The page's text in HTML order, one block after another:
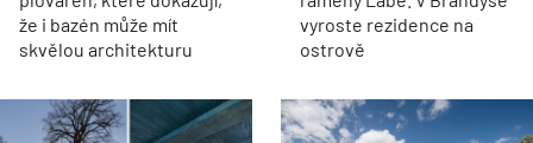
že i bazén může mít
skvělou architekturu
vyroste rezidence na
ostrově